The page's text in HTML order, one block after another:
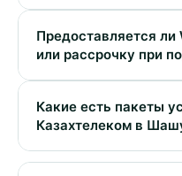
Предоставляется ли
или рассрочку при
Какие есть пакеты